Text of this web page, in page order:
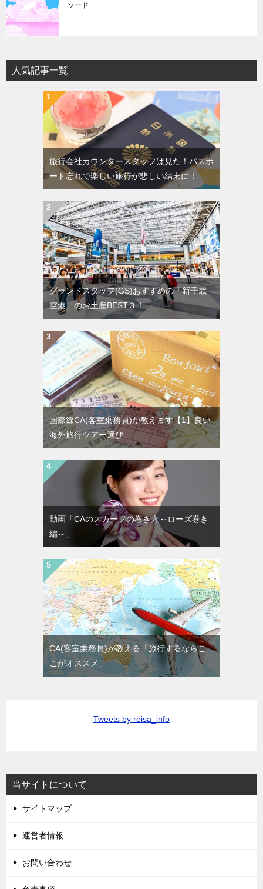
ソード
人気記事一覧
旅行会社カウンタースタッフは見た！パスポ
ート忘れで楽しい旅行が悲しい結末に！
グランドスタッフ(GS)おすすめの「新千歳
空港」のお土産BEST３！
国際線CA(客室乗務員)が教えます【1】良い
海外旅行ツアー選び
動画「CAのスカーフの巻き方～ローズ巻き
編～」
CA(客室乗務員)が教える「旅行するならこ
こがオススメ」
Tweets by reisa_info
当サイトについて
サイトマップ
運営者情報
お問い合わせ